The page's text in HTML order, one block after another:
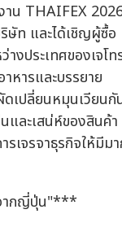
าน THAIFEX
ษัท และได้เชิญผู้ซื้อ
างประเทศของเจโท
หารและบรรยาย
เปลี่ยนหมุนเวียนกั
และเสน่ห์ของสินค้า
เจรจาธุรกิจให้มีม
ากญี่ปุ่น"***